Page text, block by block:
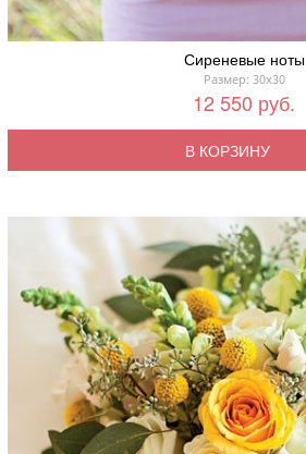
Сиреневые ноты
Размер: 30x30
12 550 руб.
В КОРЗИНУ